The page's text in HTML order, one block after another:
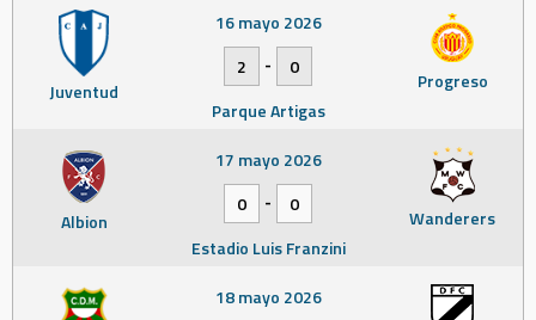
Juventud Progreso
16 mayo 2026
2
-
0
Parque Artigas
Albion Wanderers
17 mayo 2026
0
-
0
Estadio Luis Franzini
18 mayo 2026